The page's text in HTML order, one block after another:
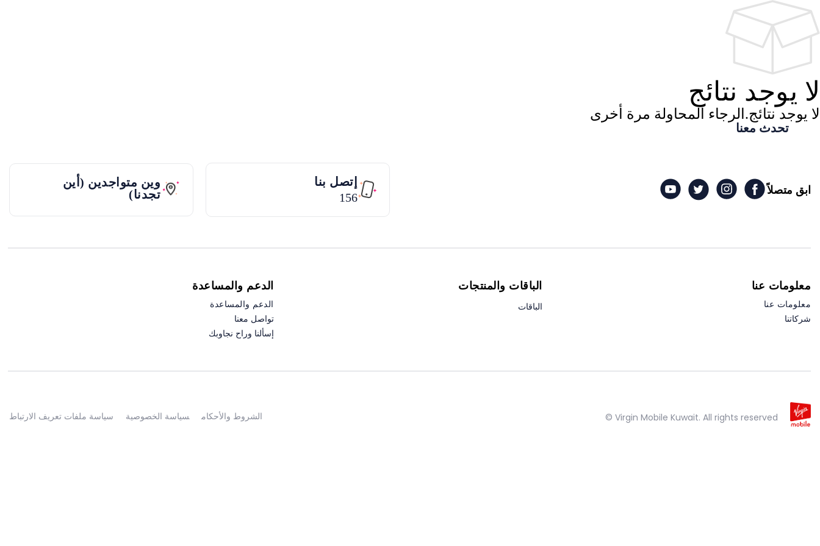
لا يوجد نتائج
لا يوجد نتائج.الرجاء المحاولة مرة أخرى
تحدث معنا
ابق متصلاً
إتصل بنا
156
وين متواجدين (أين
تجدنا)
معلومات عنا
معلومات عنا
شركاتنا
الباقات والمنتجات
الباقات
الدعم والمساعدة
الدعم والمساعدة
تواصل معنا
إسألنا وراح نجاوبك
Virgin Mobile Kuwait. All rights reserved © الشروط والأحكام سياسة الخصوصية سياسة ملفات تعريف الارتباط